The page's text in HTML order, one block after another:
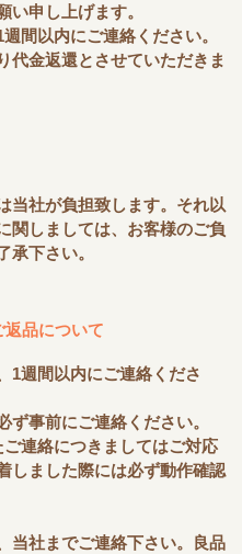
い申し上げます。
間以内にご連絡ください。
代金返還とさせていただきま
当社が負担致します。それ以
関しましては、お客様のご負
承下さい。
品について
1週間以内にご連絡くださ
事前にご連絡ください。
連絡につきましてはご対応
しました際には必ず動作確認
当社までご連絡下さい。良品